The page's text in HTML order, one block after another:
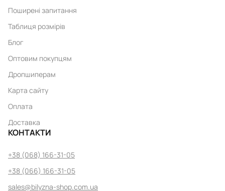
Поширені запитання
Таблиця розмірів
Блог
Оптовим покупцям
Дропшиперам
Карта сайту
Оплата
Доставка
КОНТАКТИ
+38 (068) 166-31-05
+38 (066) 166-31-05
sales@bilyzna-shop.com.ua